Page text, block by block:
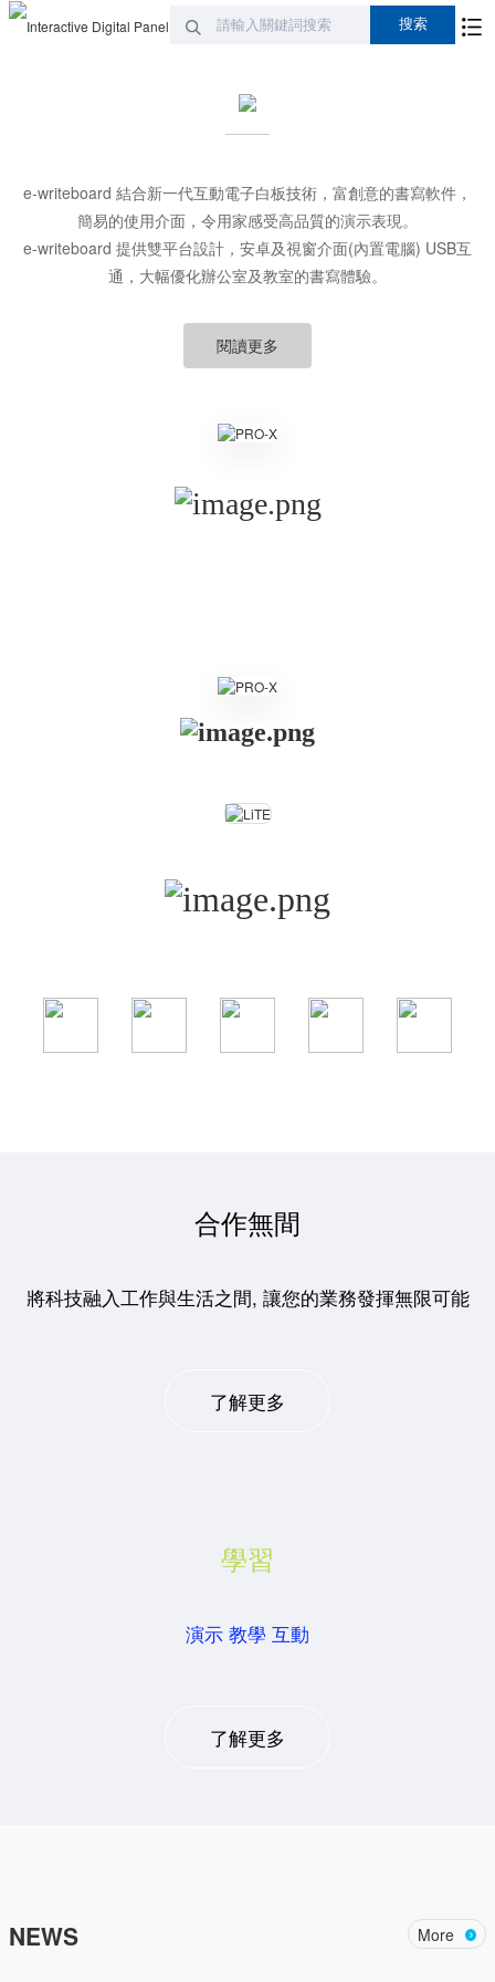
e-writeboard 結合新一代互動電子白板技術，富創意的書寫軟件，
簡易的使用介面，令用家感受高品質的演示表現。
e-writeboard 提供雙平台設計，安卓及視窗介面(內置電腦) USB互
通，大幅優化辦公室及教室的書寫體驗。
閱讀更多
合作無間
將科技融入工作與生活之間, 讓您的業務發揮無限可能
了解更多
學習
演示 教學 互動
了解更多
NEWS More